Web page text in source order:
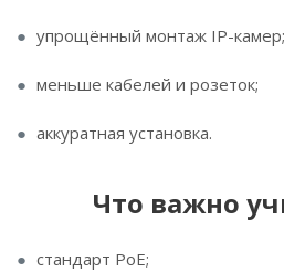
упрощённый монтаж IP-камер;
меньше кабелей и розеток;
аккуратная установка.
Что важно
стандарт PoE;